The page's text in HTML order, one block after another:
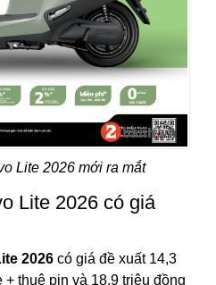
Lite 2026 mới ra mắt
Lite 2026 có giá
2026 có giá đề xuất 14,3
thuê pin và 18,9 triệu đồng